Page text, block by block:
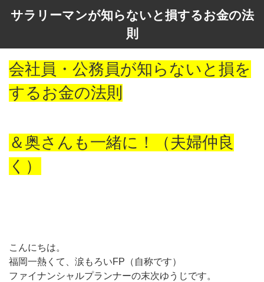
サラリーマンが知らないと損するお金の法
則
会社員・公務員が知らないと損を
するお金の法則
＆奥さんも一緒に！（夫婦仲良
く）
こんにちは。
福岡一熱くて、涙もろいFP（自称です）
ファイナンシャルプランナーの末次ゆうじです。